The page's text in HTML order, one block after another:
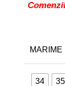
MARIME
34 35